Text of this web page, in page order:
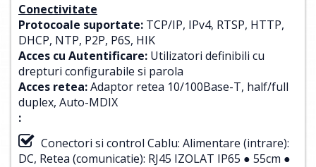
Conectivitate
Protocoale suportate: TCP/IP, IPv4, RTSP, HTTP,
DHCP, NTP, P2P, P6S, HIK
Acces cu Autentificare: Utilizatori definibili cu
drepturi configurabile si parola
Acces retea:Adaptor retea 10/100Base-T, half/full
duplex, Auto-MDIX
:
Conectori si control Cablu: Alimentare (intrare):
DC, Retea (comunicatie): RJ45 IZOLAT IP65 ● 55cm ●